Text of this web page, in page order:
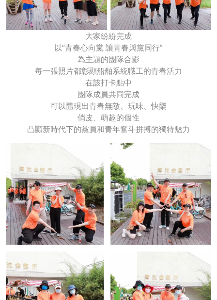
大家紛紛完成
以“青春心向黨 讓青春與黨同行”
為主題的團隊合影
每一張照片都彰顯船舶系統職工的青春活力
在該打卡點中
團隊成員共同完成
可以體現出青春無敵、玩味、快樂
俏皮、萌趣的個性
凸顯新時代下的黨員和青年奮斗拼搏的獨特魅力